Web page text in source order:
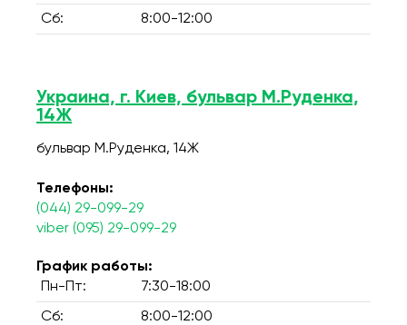
Сб: 8:00-12:00
Украина, г. Киев, бульвар М.Руденка,
14Ж
бульвар М.Руденка, 14Ж
Телефоны:
(044) 29-099-29
viber (095) 29-099-29
График работы:
Пн-Пт:
7:30-18:00
Сб: 8:00-12:00